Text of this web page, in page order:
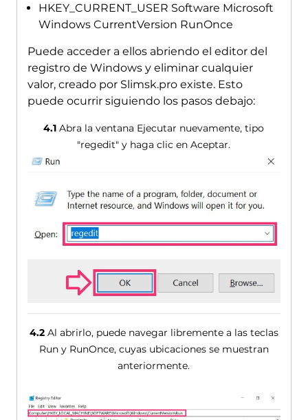
HKEY_CURRENT_USER Software Microsoft
Windows CurrentVersion RunOnce
Puede acceder a ellos abriendo el editor del
registro de Windows y eliminar cualquier
valor, creado por Slimsk.pro existe. Esto
puede ocurrir siguiendo los pasos debajo:
4.1 Abra la ventana Ejecutar nuevamente, tipo
"regedit" y haga clic en Aceptar.
4.2Al abrirlo, puede navegar libremente a las teclas
Run y ​​RunOnce, cuyas ubicaciones se muestran
anteriormente.